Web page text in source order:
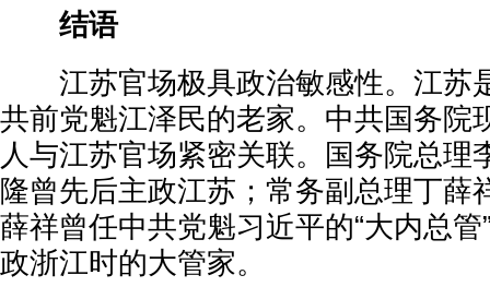
结语
江苏官场极具政治敏感性。江苏
共前党魁江泽民的老家。中共国务院
人与江苏官场紧密关联。国务院总理
隆曾先后主政江苏；常务副总理丁薛
薛祥曾任中共党魁习近平的“大内总
政浙江时的大管家。